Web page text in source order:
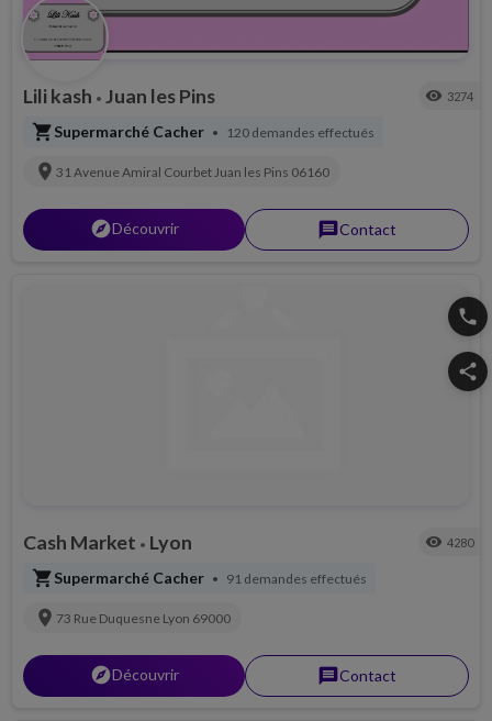
Lili kash • Juan les Pins visibility 3274
shopping_cartSupermarché Cacher • 120 demandes effectués
location_on 31 Avenue Amiral Courbet Juan les Pins 06160
explorerDécouvrir messageContact
phone
share
Cash Market • Lyon visibility 4280
shopping_cartSupermarché Cacher • 91 demandes effectués
location_on 73 Rue Duquesne Lyon 69000
explorerDécouvrir messageContact